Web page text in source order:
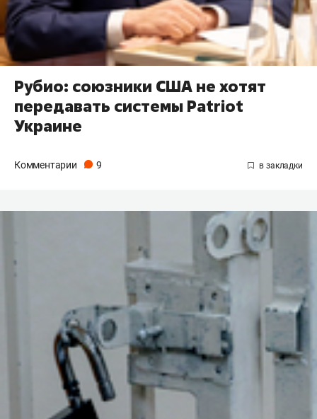
Рубио: союзники США не хотят
передавать системы Patriot
Украине
Комментарии 9